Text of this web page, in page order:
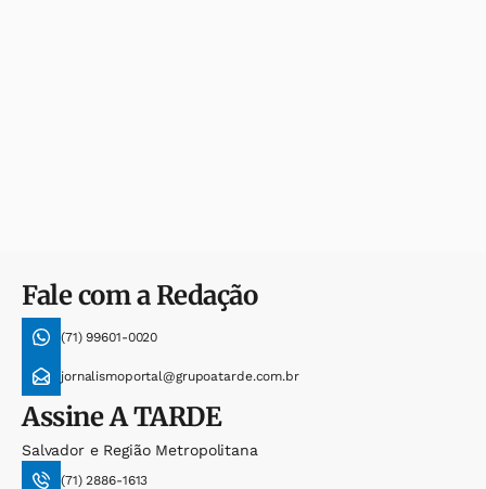
Fale com a Redação
(71) 99601-0020
jornalismoportal@grupoatarde.com.br
AssineA TARDE
Salvador e Região Metropolitana
(71) 2886-1613